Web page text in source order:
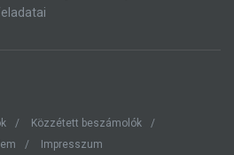
Közzétett beszámolók
Impresszum